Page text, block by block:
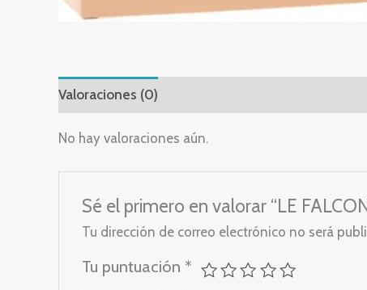
Valoraciones (0)
No hay valoraciones aún.
Sé el primero en valorar “LE
Tu dirección de correo electrónico no será
Tu puntuación *